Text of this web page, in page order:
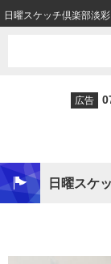
日曜スケッチ倶楽部淡
広告
日曜スケ